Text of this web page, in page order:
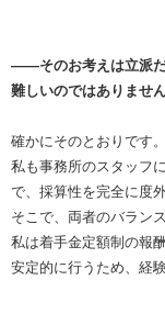
――そのお考えは立派だ
難しいのではありませ
確かにそのとおりです。
私も事務所のスタッフ
で、採算性を完全に度
そこで、両者のバラン
私は着手金定額制の報
安定的に行うため、経